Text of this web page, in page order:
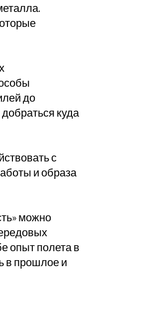
до
куда
с
и образа
можно
опыт полета в
в прошлое и